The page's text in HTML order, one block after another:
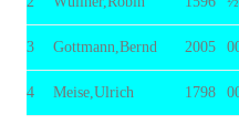
3 Gottmann,Bernd 2005
4 Meise,Ulrich 1798